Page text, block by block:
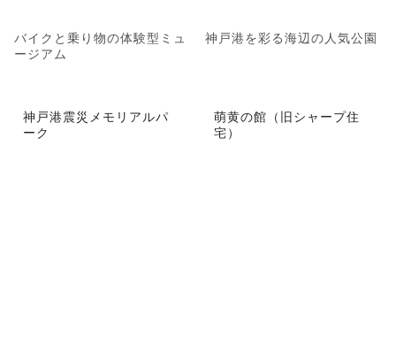
バイクと乗り物の体験型ミュ
ージアム
神戸港を彩る海辺の人気公園
神戸港震災メモリアルパ
ーク
萌黄の館（旧シャープ住
宅）